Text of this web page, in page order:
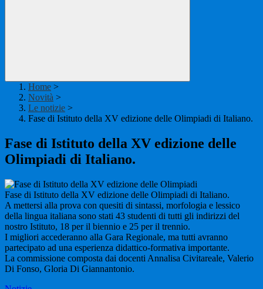
Home >
Novità >
Le notizie >
Fase di Istituto della XV edizione delle Olimpiadi di Italiano.
Fase di Istituto della XV edizione delle
Olimpiadi di Italiano.
Fase di Istituto della XV edizione delle Olimpiadi di Italiano.
A mettersi alla prova con quesiti di sintassi, morfologia e lessico
della lingua italiana sono stati 43 studenti di tutti gli indirizzi del
nostro Istituto, 18 per il biennio e 25 per il trennio.
I migliori accederanno alla Gara Regionale, ma tutti avranno
partecipato ad una esperienza didattico-formativa importante.
La commissione composta dai docenti Annalisa Civitareale, Valerio
Di Fonso, Gloria Di Giannantonio.